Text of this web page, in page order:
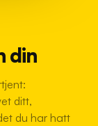
din
ditt,
du har hatt